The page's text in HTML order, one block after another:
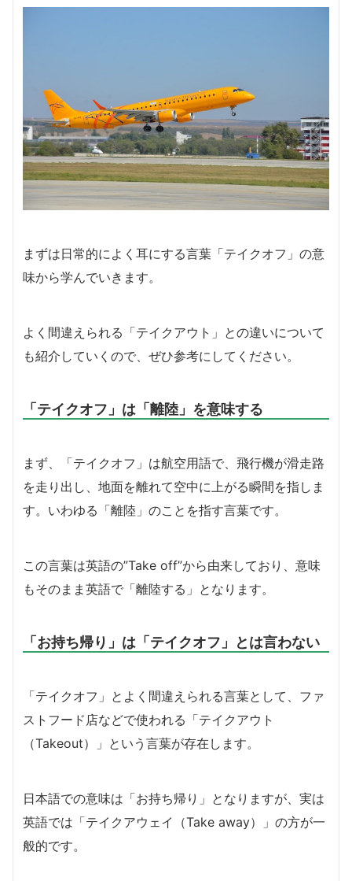
まずは日常的によく耳にする言葉「テイクオフ」の意
味から学んでいきます。
よく間違えられる「テイクアウト」との違いについて
も紹介していくので、ぜひ参考にしてください。
「テイクオフ」は「離陸」を意味する
まず、「テイクオフ」は航空用語で、飛行機が滑走路
を走り出し、地面を離れて空中に上がる瞬間を指しま
す。いわゆる「離陸」のことを指す言葉です。
この言葉は英語の”Take off”から由来しており、意味
もそのまま英語で「離陸する」となります。
「お持ち帰り」は「テイクオフ」とは言わない
「テイクオフ」とよく間違えられる言葉として、ファ
ストフード店などで使われる「テイクアウト
（Takeout）」という言葉が存在します。
日本語での意味は「お持ち帰り」となりますが、実は
英語では「テイクアウェイ（Take away）」の方が一
般的です。